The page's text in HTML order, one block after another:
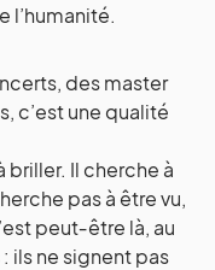
l’humanité.
des master
c’est une qualité
briller. Il cherche à
pas à être vu,
peut‑être là, au
ils ne signent pas